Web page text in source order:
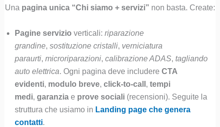
Una pagina unica “Chi siamo + servizi” non basta. Create:
Pagine servizio verticali: riparazione
grandine, sostituzione cristalli, verniciatura
paraurti, microriparazioni, calibrazione ADAS, tagliando
auto elettrica. Ogni pagina deve includere CTA
evidenti, modulo breve, click-to-call , tempi
medi, garanziae prove sociali(recensioni). Seguite la
struttura che usiamo in Landing page che genera
contatti.